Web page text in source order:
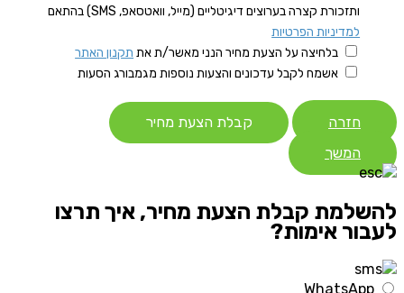
ותזכורת קצרה בערוצים דיגיטליים (מייל, וואטסאפ, SMS) בהתאם
למדיניות הפרטיות
בלחיצה על הצעת מחיר הנני מאשר/ת את תקנון האתר
אשמח לקבל עדכונים והצעות נוספות מגמבורג הסעות
חזרה
קבלת הצעת מחיר
המשך
להשלמת קבלת הצעת מחיר, איך תרצו
לעבור אימות?
WhatsApp